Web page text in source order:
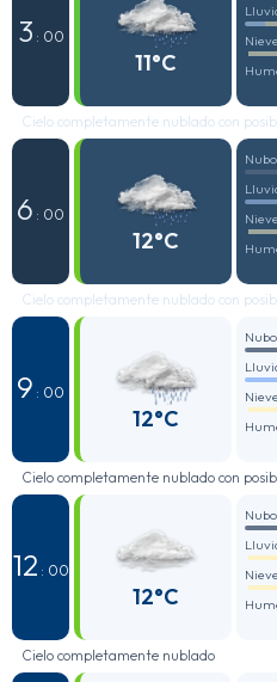
3 : 00
11°C
Nieve
Cielo completamente nublado con
6 : 00
12°C
Nieve
Cielo completamente nublado con
9 : 00
12°C
Nieve
Cielo completamente nublado con
12 : 00
12°C
Nieve
Cielo completamente nublado